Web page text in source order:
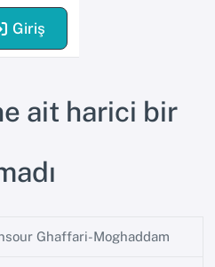
Giriş
ait harici bir
Ghaffari-Moghaddam